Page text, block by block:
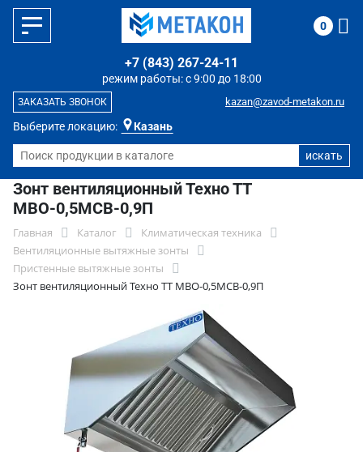
Выберите локацию: Казань
режим работы: с 9:00 до 18:00
+7 (843) 267-24-11
kazan@zavod-metakon.ru
ЗАКАЗАТЬ ЗВОНОК
0
Зонт вентиляционный Техно ТТ
МВО-0,5МСВ-0,9П
Главная Каталог
Климатическая техника
Вентиляционные вытяжные зонты
Пристенные вытяжные зонты
Зонт вентиляционный Техно ТТ МВО-0,5МСВ-0,9П